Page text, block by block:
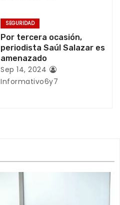
SEGURIDAD
Por tercera ocasión,
periodista Saúl Salazar es
amenazado
Sep 14, 2024
Informativo6y7